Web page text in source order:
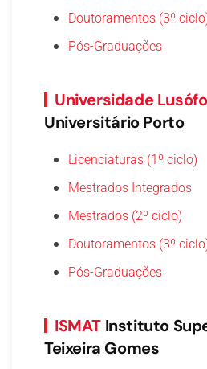
Doutoramentos (3º
Pós-Graduações
Universidade
Universitário Porto
Licenciaturas (1º ciclo)
Mestrados Integrados
Mestrados (2º ciclo)
Doutoramentos (3º
Pós-Graduações
ISMAT Instituto
Teixeira Gomes